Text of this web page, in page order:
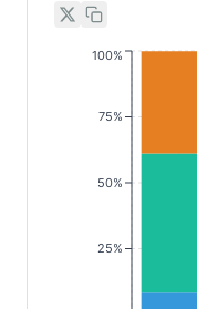
25%
50%
75%
100%